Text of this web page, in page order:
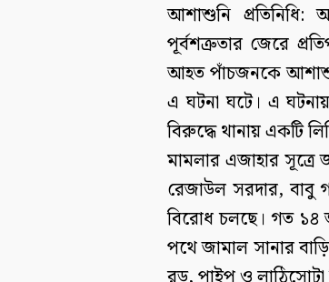
আশাশুনি প্রতিনিধি:
পূর্বশত্রুতার জেরে
আহত পাঁচজনকে আশাশুনি
এ ঘটনা ঘটে। এ
বিরুদ্ধে থানায় একটি
মামলার এজাহার সূত্রে
রেজাউল সরদার, বাবু
বিরোধ চলছে। গত ১৪
পথে জামাল সানার